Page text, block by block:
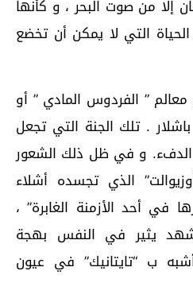
إلا من صوت البحر ، و كأنها
التي لا يمكن أن تخضع
” الفردوس المادي ” أو
. تلك الجنة التي تجعل
الدفء. و في ظل ذلك الشعور
الذي تجسده أشلاء
أحد الأزمنة الغابرة” ،
يثير في النفس بهجة
ب “تايتانيك” في عيون